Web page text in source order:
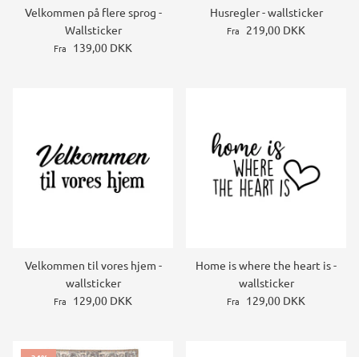
Velkommen på flere sprog -
Wallsticker
Fra 139,00 DKK
Husregler - wallsticker
Fra 219,00 DKK
Velkommen til vores hjem -
wallsticker
Fra 129,00 DKK
Home is where the heart is -
wallsticker
Fra 129,00 DKK